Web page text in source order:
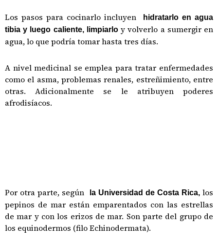
Los pasos para cocinarlo incluyen
hidratarlo en agua
tibia y luego caliente, limpiarloy volverlo a sumergir en
agua, lo que podría tomar hasta tres días.
A nivel medicinal se emplea para tratar enfermedades
como el asma, problemas renales, estreñimiento, entre
otras. Adicionalmente se le atribuyen poderes
afrodisíacos.
Por otra parte, según la Universidad de Costa Rica,los
pepinos de mar están emparentados con las estrellas
de mar y con los erizos de mar. Son parte del grupo de
los equinodermos (filo Echinodermata).